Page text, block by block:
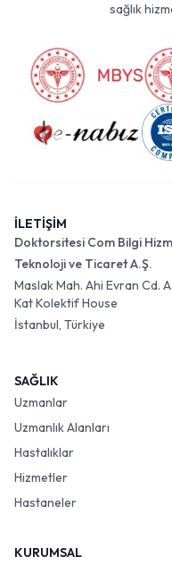
sağlık
İLETİŞİM
Doktorsitesi Com Bilgi
Teknoloji ve Ticaret A.Ş.
Maslak Mah. Ahi Evran Cd.
Kat Kolektif House
İstanbul, Türkiye
SAĞLIK
Uzmanlar
Uzmanlık Alanları
Hastalıklar
Hizmetler
Hastaneler
KURUMSAL